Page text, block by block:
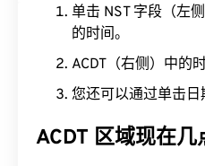
单击 NST 字段（左
的时间。
ACDT（右侧）中的
您还可以通过单击日
ACDT 区域现在几